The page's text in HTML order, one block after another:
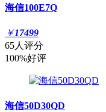
海信100E7Q
￥17499
65人评分
100%好评
海信50D30QD